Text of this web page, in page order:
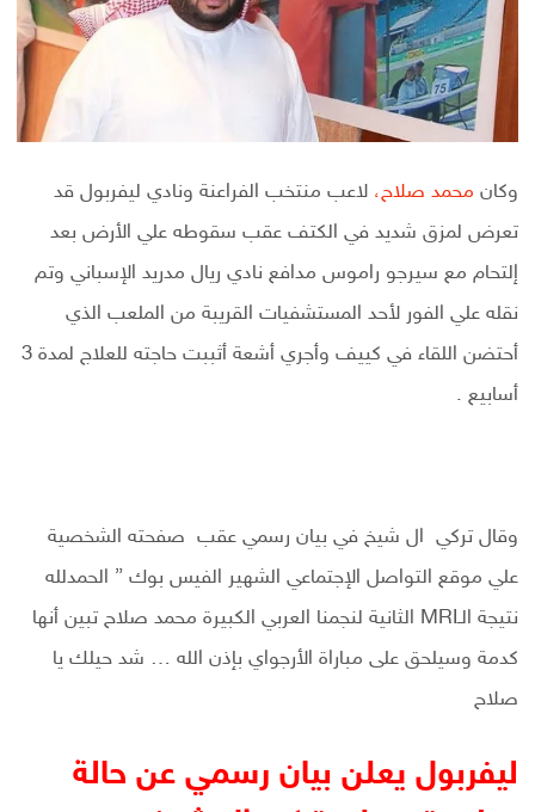
وكان محمد صلاح، لاعب منتخب الفراعنة ونادي ليفربول قد
تعرض لمزق شديد في الكتف عقب سقوطه علي الأرض بعد
إلتحام مع سيرجو راموس مدافع نادي ريال مدريد الإسباني وتم
نقله علي الفور لأحد المستشفيات القريبة من الملعب الذي
أحتضن اللقاء في كييف وأجري أشعة أثببت حاجته للعلاج لمدة 3
أسابيع .
وقال تركي ال شيخ في بيان رسمي عقب صفحته الشخصية
علي موقع التواصل الإجتماعي الشهير الفيس بوك ” الحمدلله
نتيجة الـMRI الثانية لنجمنا العربي الكبيرة محمد صلاح تبين أنها
كدمة وسيلحق على مباراة الأرجواي بإذن الله … شد حيلك يا
صلاح
ليفربول يعلن بيان رسمي عن حالة